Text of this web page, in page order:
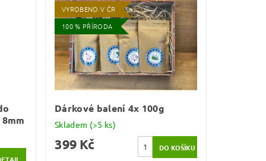
VYROBENO V ČR
100 % PŘÍRODA
Dárkové balení 4x 100g
Skladem (>5 ks)
399 Kč